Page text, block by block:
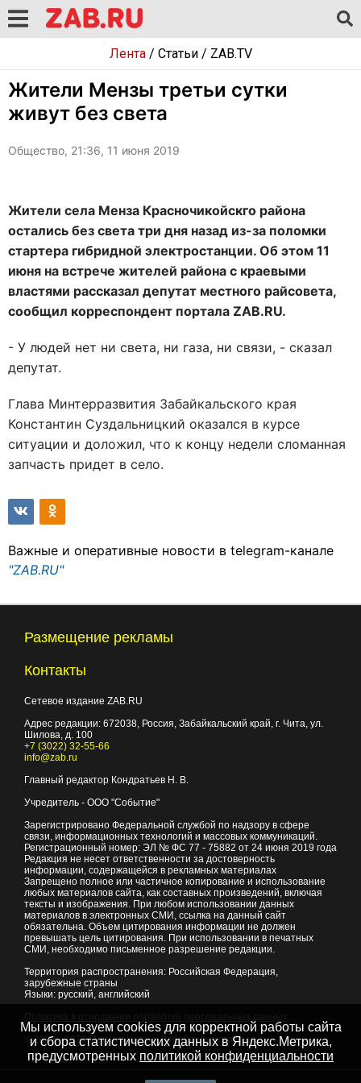
Лента/ Статьи/ ZAB.TV
Жители Мензы третьи сутки
живут без света
Общество, 21:36, 11 июня 2019
Жители села Менза Красночикойскго района
остались без света три дня назад из-за поломки
стартера гибридной электростанции. Об этом 11
июня на встрече жителей района с краевыми
властями рассказал депутат местного райсовета,
сообщил корреспондент портала ZAB.RU.
- У людей нет ни света, ни газа, ни связи, - сказал
депутат.
Глава Минтерразвития Забайкальского края
Константин Суздальницкий оказался в курсе
ситуации и доложил, что к концу недели сломанная
запчасть придет в село.
Важные и оперативные новости в telegram-канале
"ZAB.RU"
Размещение рекламы
Контакты
Сетевое издание ZAB.RU
Адрес редакции: 672038, Россия, Забайкальский край, г. Чита, ул.
Шилова, д. 100
+7 (3022) 32-55-66
info@zab.ru
Главный редактор Кондратьев Н. В.
Учредитель - ООО "Событие"
Зарегистрировано Федеральной службой по надзору в сфере
связи, информационных технологий и массовых коммуникаций.
Регистрационный номер: ЭЛ № ФС 77 - 75882 от 24 июня 2019 года
Редакция не несет ответственности за достоверность
информации, содержащейся в рекламных материалах
Запрещено полное или частичное копирование и использование
любых материалов сайта, как составных произведений, включая
тексты и изображения. При любом использовании данных
материалов в электронных СМИ, ссылка на данный сайт
обязательна. Объем цитирования информации не должен
превышать цель цитирования. При использовании в печатных
СМИ, необходимо письменное разрешение редакции.
Территория распространения: Российская Федерация,
зарубежные страны
Языки: русский, английский
© 2007 - 2026Портал Читы и Забайкальского края
Мы используем cookies для корректной работы сайта
и сбора статистических данных в Яндекс.Метрика,
предусмотренных политикой конфиденциальности